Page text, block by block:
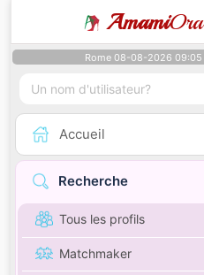
AmamiOra
Rome 08-08-2026 09:05
Accueil
Recherche
Tous les profils
Matchmaker